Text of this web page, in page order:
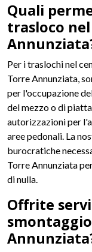
Quali
trasloco
Per i traslochi nel
Torre Annunziata,
per l'occupazione
del mezzo o di
autorizzazioni per
aree pedonali. La
burocratiche
Torre Annunziata
di nulla.
Offrite